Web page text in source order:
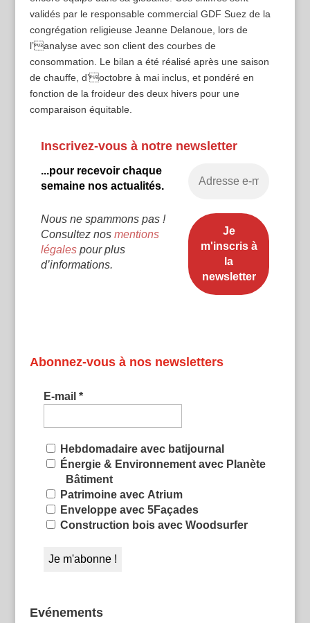
validés par le responsable commercial GDF Suez de la
congrégation religieuse Jeanne Delanoue, lors de
l’analyse avec son client des courbes de
consommation. Le bilan a été réalisé après une saison
de chauffe, d’octobre à mai inclus, et pondéré en
fonction de la froideur des deux hivers pour une
comparaison équitable.
Inscrivez-vous à notre newsletter
...pour recevoir chaque
semaine nos actualités.
Nous ne spammons pas !
Consultez nos mentions
légalespour plus
d’informations.
Abonnez-vous à nos newsletters
E-mail *
Hebdomadaire avec batijournal
Énergie & Environnement avec Planète
Bâtiment
Patrimoine avec Atrium
Enveloppe avec 5Façades
Construction bois avec Woodsurfer
Evénements